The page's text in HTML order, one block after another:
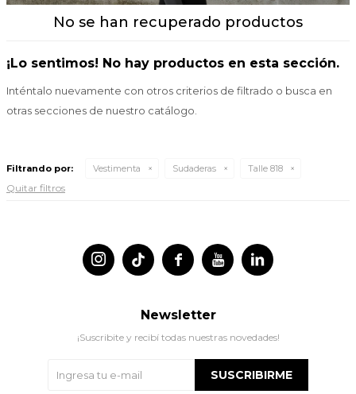
No se han recuperado productos
¡Lo sentimos! No hay productos en esta sección.
Inténtalo nuevamente con otros criterios de filtrado o busca en
otras secciones de nuestro catálogo.
Filtrando por: Vestimenta Sudaderas Talle 818
Quitar filtros
 
 
Newsletter
¡Suscribite y recibí todas nuestras novedades!
SUSCRIBIRME